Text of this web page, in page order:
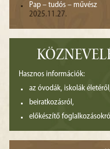
Pap – tudós – művész
2025.11.27.
Hasznos információk:
az óvodák, iskolák életéről,
beiratkozásról,
előkészítő